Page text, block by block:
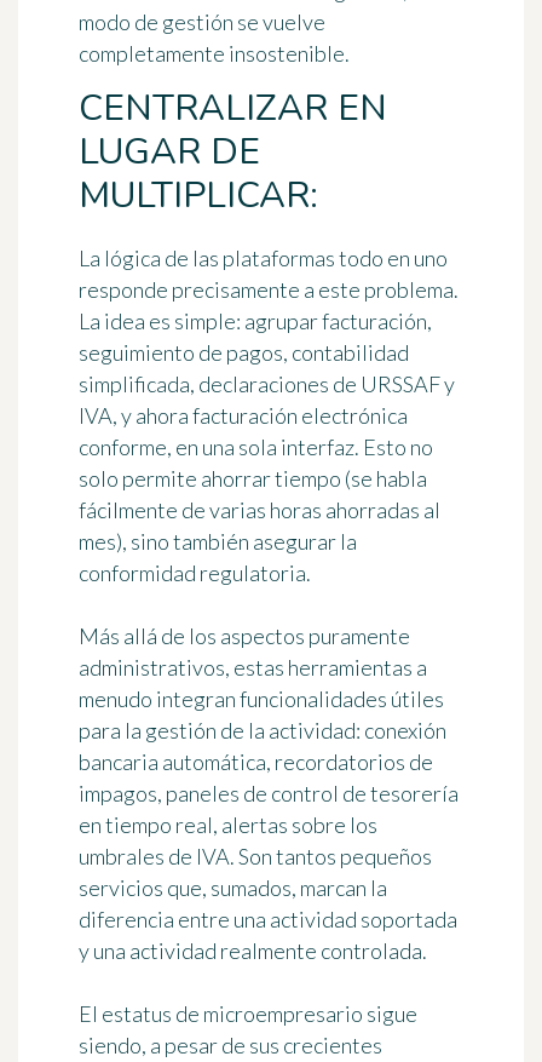
modo de gestión se vuelve
completamente insostenible.
CENTRALIZAR EN
LUGAR DE
MULTIPLICAR:
La lógica de las plataformas todo en uno
responde precisamente a este problema.
La idea es simple: agrupar facturación,
seguimiento de pagos, contabilidad
simplificada, declaraciones de URSSAF y
IVA, y ahora facturación electrónica
conforme, en una sola interfaz. Esto no
solo permite ahorrar tiempo (se habla
fácilmente de varias horas ahorradas al
mes), sino también asegurar la
conformidad regulatoria.
Más allá de los aspectos puramente
administrativos, estas herramientas a
menudo integran funcionalidades útiles
para la gestión de la actividad: conexión
bancaria automática, recordatorios de
impagos, paneles de control de tesorería
en tiempo real, alertas sobre los
umbrales de IVA. Son tantos pequeños
servicios que, sumados, marcan la
diferencia entre una actividad soportada
y una actividad realmente controlada.
El estatus de microempresario sigue
siendo, a pesar de sus crecientes